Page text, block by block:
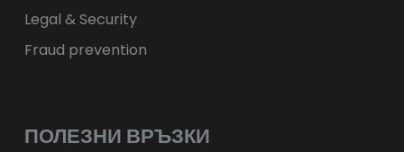
Legal & Security
Fraud prevention
ПОЛЕЗНИ ВРЪЗКИ